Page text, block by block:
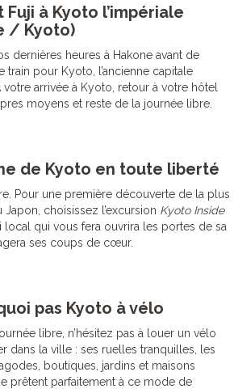
Fuji à Kyoto l’impériale
/ Kyoto)
dernières heures à Hakone avant de
train pour Kyoto, l’ancienne capitale
votre arrivée à Kyoto, retour à votre hôtel
moyens et reste de la journée libre.
de Kyoto en toute liberté
Pour une première découverte de la plus
choisissez l’excursion Kyoto Inside
local qui vous fera ouvrira les portes de sa
ses coups de cœur.
pas Kyoto à vélo
libre, n’hésitez pas à louer un vélo
dans la ville : ses ruelles tranquilles, les
boutiques, jardins et maisons
prêtent parfaitement à ce mode de